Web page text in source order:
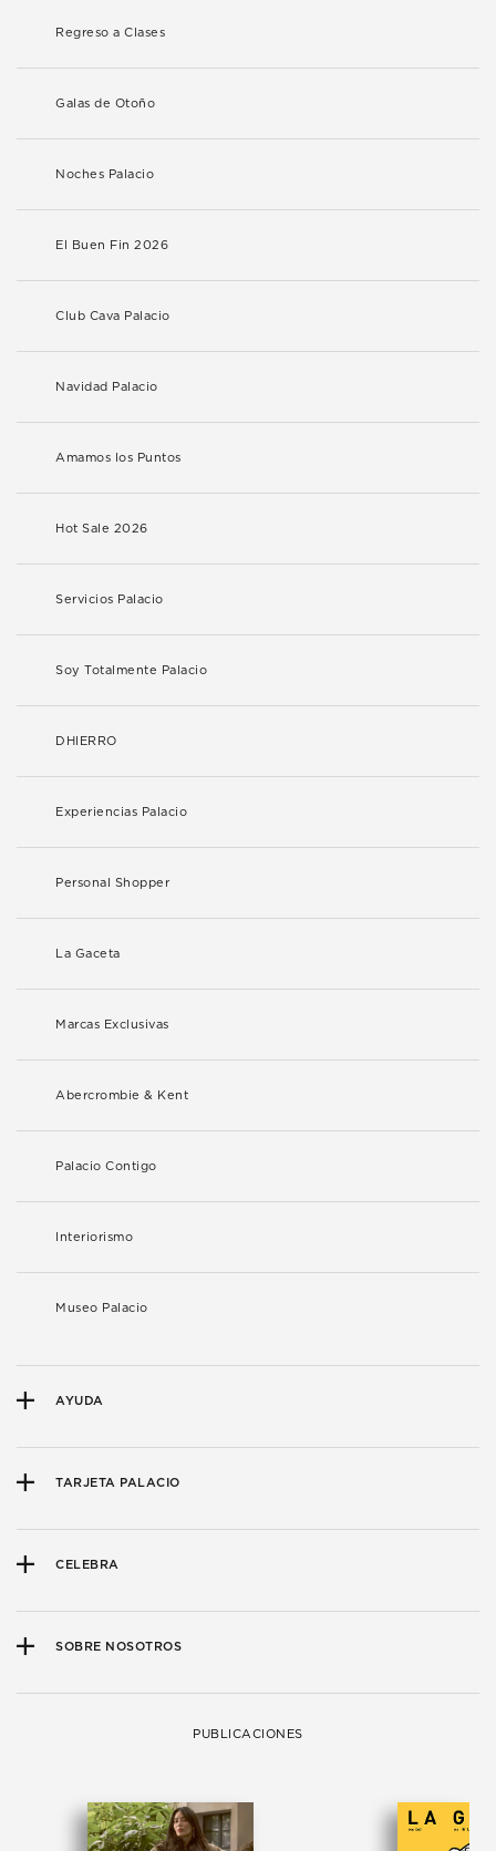
Regreso a Clases
Galas de Otoño
Noches Palacio
El Buen Fin 2026
Club Cava Palacio
Navidad Palacio
Amamos los Puntos
Hot Sale 2026
Servicios Palacio
Soy Totalmente Palacio
DHIERRO
Experiencias Palacio
Personal Shopper
La Gaceta
Marcas Exclusivas
Abercrombie & Kent
Palacio Contigo
Interiorismo
Museo Palacio
AYUDA
TARJETA PALACIO
CELEBRA
SOBRE NOSOTROS
PUBLICACIONES